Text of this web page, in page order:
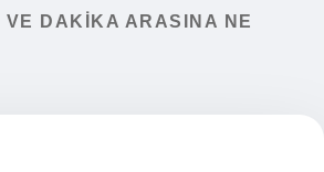
VE DAKIKA ARASINA NE